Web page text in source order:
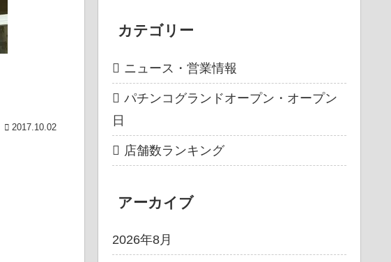
2017.10.02
カテゴリー
ニュース・営業情報
パチンコグランドオープン・オープン
日
店舗数ランキング
アーカイブ
2026年8月